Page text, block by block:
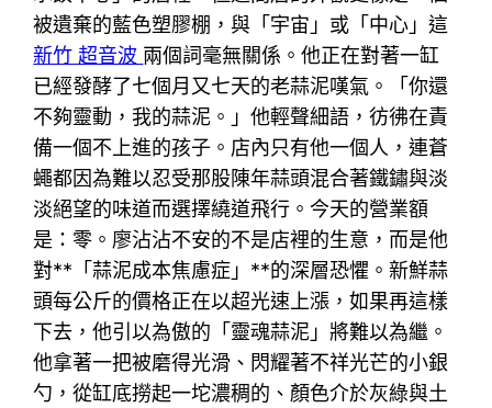
被遺棄的藍色塑膠棚，與「宇宙」或「中心」這
新竹 超音波 兩個詞毫無關係。他正在對著一缸
已經發酵了七個月又七天的老蒜泥嘆氣。「你還
不夠靈動，我的蒜泥。」他輕聲細語，彷彿在責
備一個不上進的孩子。店內只有他一個人，連蒼
蠅都因為難以忍受那股陳年蒜頭混合著鐵鏽與淡
淡絕望的味道而選擇繞道飛行。今天的營業額
是：零。廖沾沾不安的不是店裡的生意，而是他
對**「蒜泥成本焦慮症」**的深層恐懼。新鮮蒜
頭每公斤的價格正在以超光速上漲，如果再這樣
下去，他引以為傲的「靈魂蒜泥」將難以為繼。
他拿著一把被磨得光滑、閃耀著不祥光芒的小銀
勺，從缸底撈起一坨濃稠的、顏色介於灰綠與土